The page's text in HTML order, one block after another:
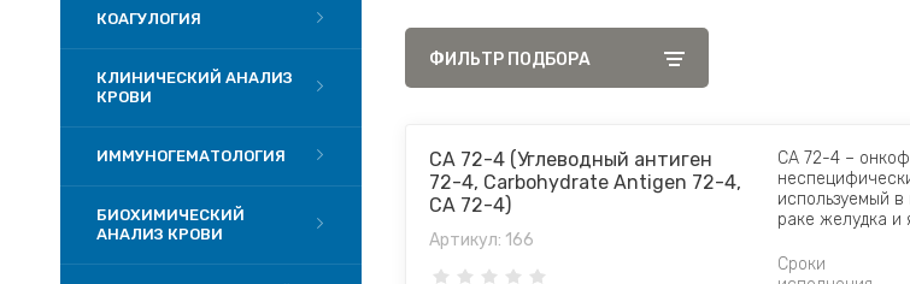
КОАГУЛОГИЯ
КЛИНИЧЕСКИЙ АНАЛИЗ
КРОВИ
ИММУНОГЕМАТОЛОГИЯ
БИОХИМИЧЕСКИЙ
АНАЛИЗ КРОВИ
ФИЛЬТР ПОДБОРА
CA 72­-4 (Углеводный антиген
72-­4, Carbohydrate Antigen 72-­4,
CA 72­-4)
Артикул: 166
CA 72-­4 –
используемый
раке желудка и
Сроки